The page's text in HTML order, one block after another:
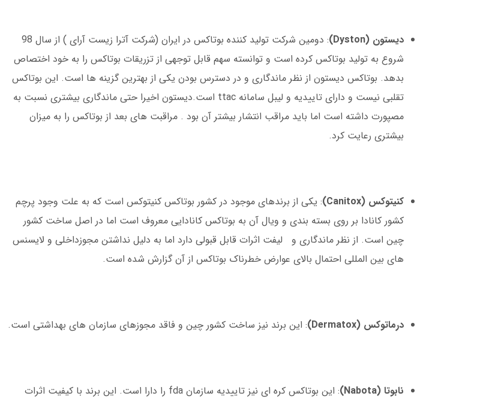
دیستون (Dyston)
: دومین شرکت تولید کننده بوتاکس در ایران (شرکت آترا زیست آرای ) از سال 98
شروع به تولید بوتاکس کرده است و توانسته سهم قابل توجهی از تزریقات بوتاکس را به خود اختصاص
بدهد. بوتاکس دیستون از نظر ماندگاری و در دسترس بودن یکی از بهترین گزینه ها است. این بوتاکس
تقلبی نیست و دارای تاییدیه و لیبل سامانه ttac است.دیستون اخیرا حتی ماندگاری بیشتری نسبت به
مصپورت داشته است اما باید مراقب انتشار بیشتر آن بود . مراقبت های بعد از بوتاکس را به میزان
بیشتری رعایت کرد.
کنیتوکس (Canitox)
: یکی از برندهای موجود در کشور بوتاکس کنیتوکس است که به علت وجود پرچم
کشور کانادا بر روی بسته بندی و ویال آن به بوتاکس کانادایی معروف است اما در اصل ساخت کشور
چین است. از نظر ماندگاری و لیفت اثرات قابل قبولی دارد اما به دلیل نداشتن مجوزداخلی و لایسنس
های بین المللی احتمال بالای عوارض خطرناک بوتاکس از آن گزارش شده است.
درماتوکس (Dermatox) : این برند نیز ساخت کشور چین و فاقد مجوزهای سازمان های بهداشتی است.
نابوتا (Nabota)
: این بوتاکس کره ای نیز تاییدیه سازمان fda را دارا است. این برند با کیفیت اثرات